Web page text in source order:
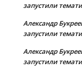
запустили
Александр
запустили
Александр
запустили